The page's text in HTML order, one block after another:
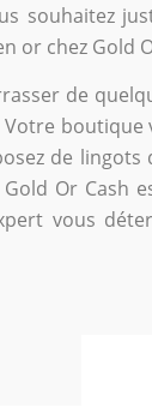
souhaitez
or chez Gold
de
boutique
de lingots
Or Cash
vous